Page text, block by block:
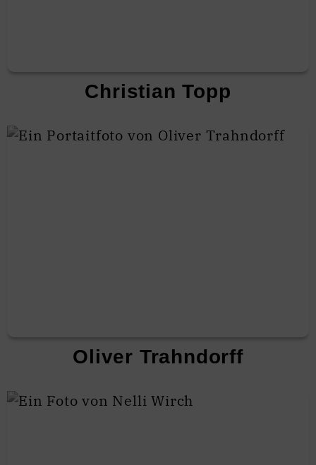
Christian Topp
Oliver Trahndorff